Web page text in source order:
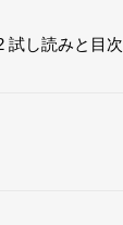
試し読みと目次